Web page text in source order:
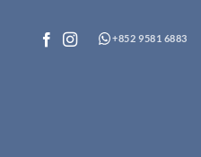
+852 9581 6883